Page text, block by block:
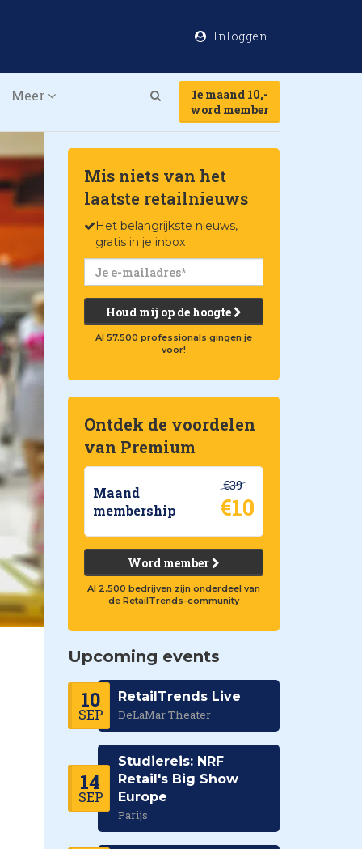
Inloggen
Meer
1e maand 10,-
word member
Mis niets van het
laatste retailnieuws
Het belangrijkste nieuws,
gratis in je inbox
Houd mij op de hoogte
Al 57.500 professionals gingen je
voor!
Ontdek de voordelen
van Premium
Maand
membership
€39
€10
Word member
Al 2.500 bedrijven zijn onderdeel van
de RetailTrends-community
Upcoming events
10
SEP
RetailTrends Live
DeLaMar Theater
14
SEP
Studiereis: NRF
Retail's Big Show
Europe
Parijs